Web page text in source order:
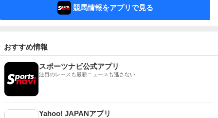
競馬情報をアプリで見る
おすすめ情報
スポーツナビ公式アプリ
注目のレースも最新ニュースも逃さない
Yahoo! JAPANアプリ